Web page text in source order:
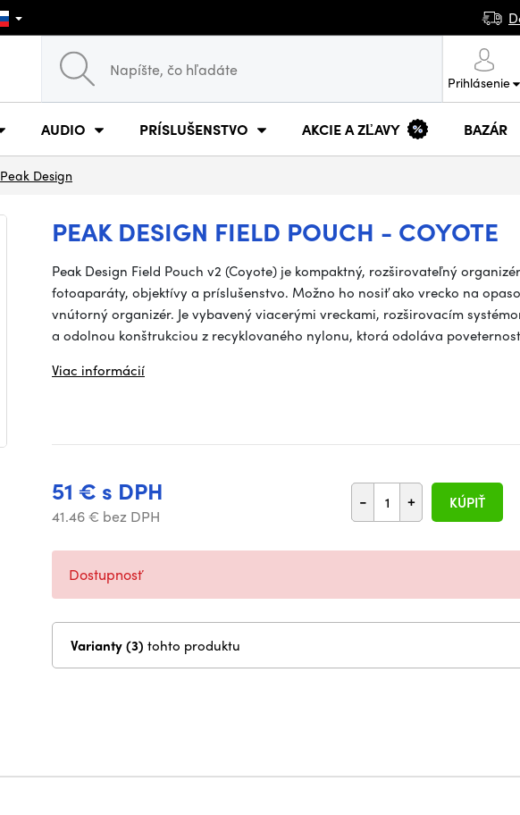
Prihlásenie
AUDIO PRÍSLUŠENSTVO AKCIE A ZĽAVY BAZÁR
Peak Design
PEAK DESIGN FIELD POUCH - COYOTE
Peak Design Field Pouch v2 (Coyote) je kompaktný, rozširovateľný
fotoaparáty, objektívy a príslušenstvo. Možno ho nosiť ako vrecko na
vnútorný organizér. Je vybavený viacerými vreckami, rozširovacím
a odolnou konštrukciou z recyklovaného nylonu, ktorá odoláva
Viac informácií
51 € s DPH
41.46 € bez DPH
- + KÚPIŤ
Dostupnosť
Varianty (3) tohto produktu